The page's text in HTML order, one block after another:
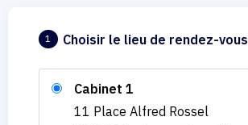
1 Choisir le lieu de rendez-vous
Cabinet 1
11 Place Alfred Rossel